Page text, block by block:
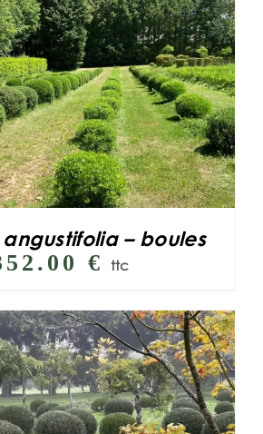
– boules
€ ttc